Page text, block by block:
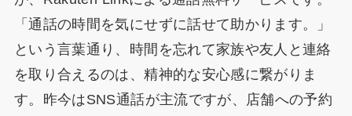
「通話の時間を気にせずに話せて助かります。」
という言葉通り、時間を忘れて家族や友人と連絡
を取り合えるのは、精神的な安心感に繋がりま
す。昨今はSNS通話が主流ですが、店舗への予約